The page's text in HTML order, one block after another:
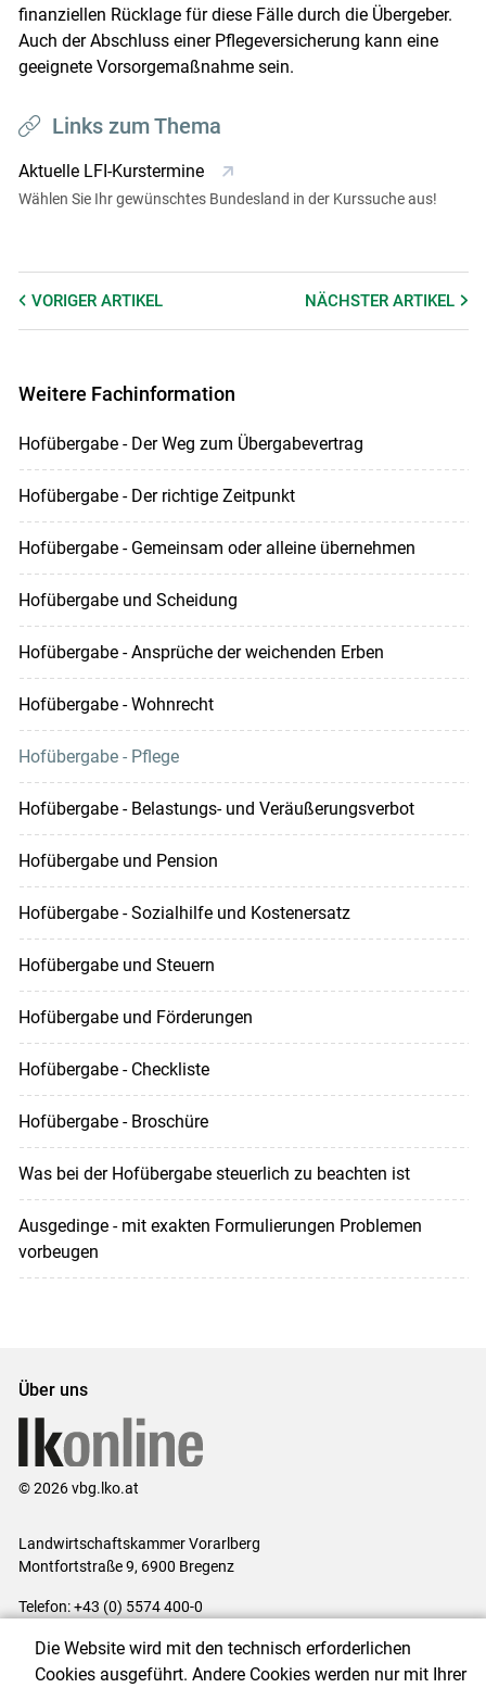
finanziellen Rücklage für diese Fälle durch die Übergeber.
Auch der Abschluss einer Pflegeversicherung kann eine
geeignete Vorsorgemaßnahme sein.
Links zum Thema
Aktuelle LFI-Kurstermine
Wählen Sie Ihr gewünschtes Bundesland in der Kurssuche aus!
VORIGER ARTIKEL NÄCHSTERARTIKEL
Weitere Fachinformation
Hofübergabe - Der Weg zum Übergabevertrag
Hofübergabe - Der richtige Zeitpunkt
Hofübergabe - Gemeinsam oder alleine übernehmen
Hofübergabe und Scheidung
Hofübergabe - Ansprüche der weichenden Erben
Hofübergabe - Wohnrecht
Hofübergabe - Pflege
Hofübergabe - Belastungs- und Veräußerungsverbot
Hofübergabe und Pension
Hofübergabe - Sozialhilfe und Kostenersatz
Hofübergabe und Steuern
Hofübergabe und Förderungen
Hofübergabe - Checkliste
Hofübergabe - Broschüre
Was bei der Hofübergabe steuerlich zu beachten ist
Ausgedinge - mit exakten Formulierungen Problemen
vorbeugen
Über uns
© 2026 vbg.lko.at
Landwirtschaftskammer Vorarlberg
Montfortstraße 9, 6900 Bregenz
Telefon: +43 (0) 5574 400-0
Impressum|Kontakt|Datenschutzerklärung|Barrierefreiheit|
Die Website wird mit den technisch erforderlichen
Cookies ausgeführt. Andere Cookies werden nur mit Ihrer